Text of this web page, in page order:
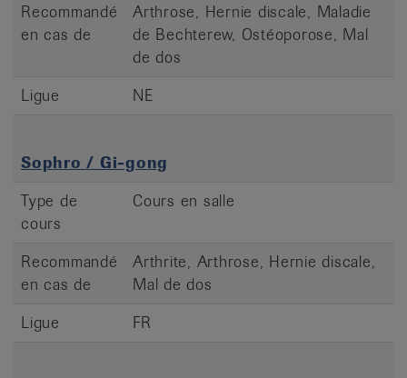
Recommandé
en cas de
Arthrose, Hernie discale, Maladie
de Bechterew, Ostéoporose, Mal
de dos
Ligue
NE
Sophro / Gi-gong
Type de
cours
Cours en salle
Recommandé
en cas de
Arthrite, Arthrose, Hernie discale,
Mal de dos
Ligue
FR